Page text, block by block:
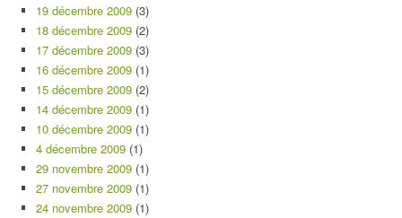
19 décembre 2009 (3)
18 décembre 2009 (2)
17 décembre 2009 (3)
16 décembre 2009 (1)
15 décembre 2009 (2)
14 décembre 2009 (1)
10 décembre 2009 (1)
4 décembre 2009 (1)
29 novembre 2009 (1)
27 novembre 2009 (1)
24 novembre 2009 (1)